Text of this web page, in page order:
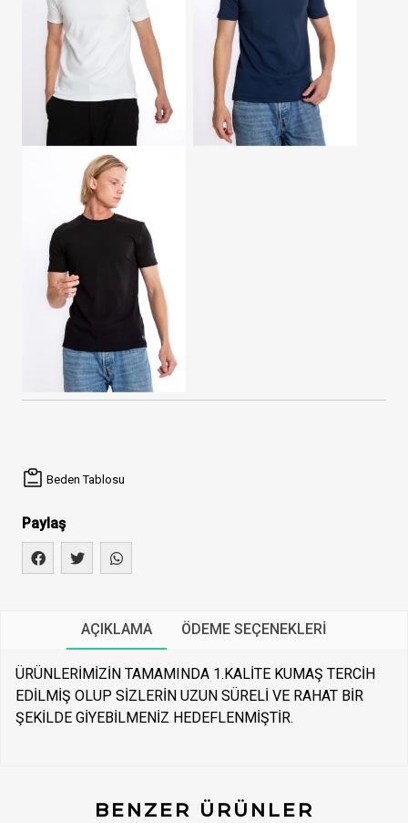
Beden Tablosu
Paylaş
AÇIKLAMA ÖDEME SEÇENEKLERI
ÜRÜNLERİMİZİN TAMAMINDA 1.KALİTE KUMAŞ TERCİH
EDİLMİŞ OLUP SİZLERİN UZUN SÜRELİ VE RAHAT BİR
ŞEKİLDE GİYEBİLMENİZ HEDEFLENMİŞTİR.
BENZER ÜRÜNLER